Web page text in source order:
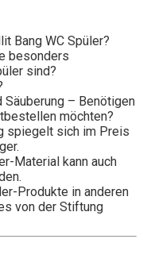
Bang WC Spüler?
besonders
sind?
– Benötigen
möchten?
spiegelt sich im Preis
Material kann auch
Produkte in anderen
von der Stiftung